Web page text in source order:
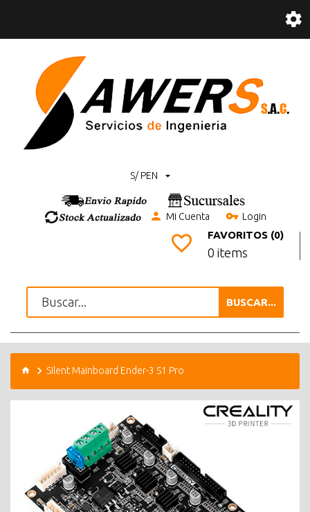
S/ PEN
Mi Cuenta Login
FAVORITOS (0)
0 items
BUSCAR...
Silent Mainboard Ender-3 S1 Pro